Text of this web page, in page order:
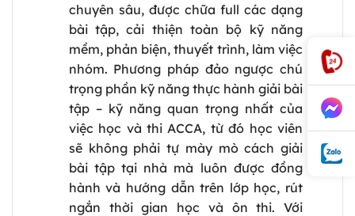
chuyên sâu, được chữa full các dạng
bài tập, cải thiện toàn bộ kỹ năng
mềm, phản biện, thuyết trình, làm việc
nhóm. Phương pháp đảo ngược chú
trọng phần kỹ năng thực hành giải bài
tập – kỹ năng quan trọng nhất của
việc học và thi ACCA, từ đó học viên
sẽ không phải tự mày mò cách giải
bài tập tại nhà mà luôn được đồng
hành và hướng dẫn trên lớp học, rút
ngắn thời gian học và ôn thi. Với